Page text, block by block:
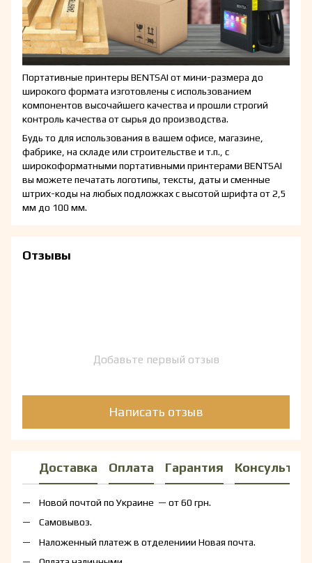
Портативные принтеры BENTSAI от мини-размера до
широкого формата изготовлены с использованием
компонентов высочайшего качества и прошли строгий
контроль качества от сырья до производства.
Будь то для использования в вашем офисе, магазине,
фабрике, на складе или строительстве и т.п., с
широкоформатными портативными принтерами BENTSAI
вы можете печатать логотипы, тексты, даты и сменные
штрих-коды на любых подложках с высотой шрифта от 2,5
мм до 100 мм.
Отзывы
Добавьте первый отзыв
Написать отзыв
Доставка Оплата Гарантия
Новой почтой по Украине — от 60 грн.
Самовывоз.
Наложенный платеж в отделениии Новая почта.